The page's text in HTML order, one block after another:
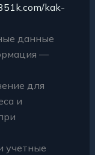
kak-
данные
—
для
и
учетные